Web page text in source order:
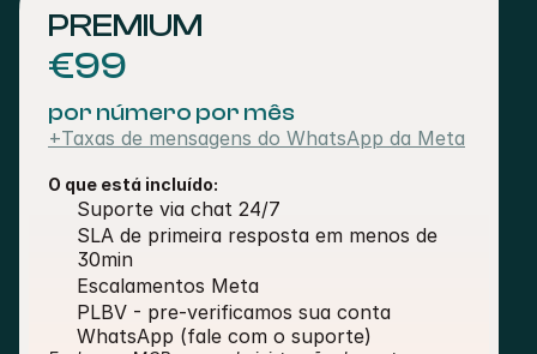
PREMIUM
€99
por número por mês
+Taxas de mensagens do WhatsApp da Meta
O que está incluído:
Suporte via chat 24/7
SLA de primeira resposta em menos de
30min
Escalamentos Meta
PLBV - pre-verificamos sua conta
WhatsApp (fale com o suporte)